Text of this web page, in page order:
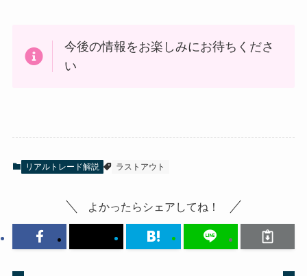
今後の情報をお楽しみにお待ちくださ
い
リアルトレード解説 ラストアウト
よかったらシェアしてね！